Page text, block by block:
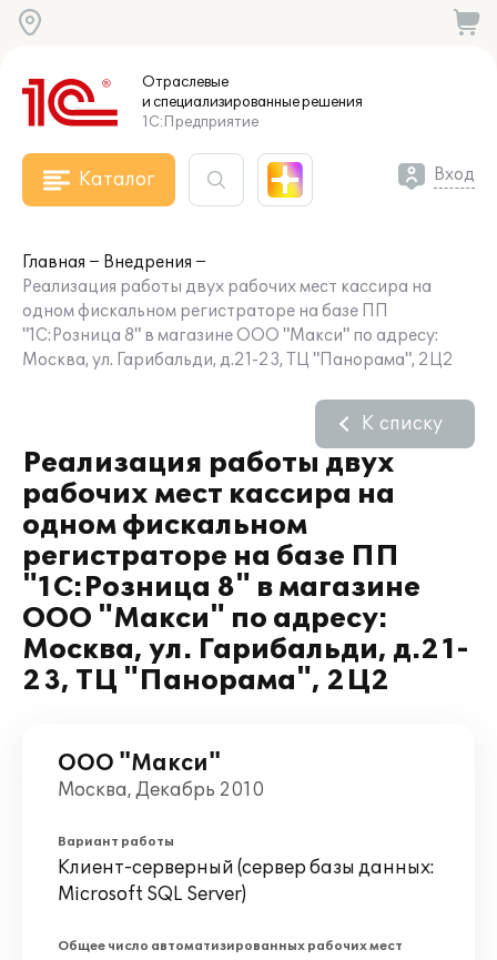
Отраслевые
и специализированныерешения
1С:Предприятие
Каталог Вход
Главная
Внедрения
Реализация работы двух рабочих мест кассира на
одном фискальном регистраторе на базе ПП
"1С:Розница 8" в магазине ООО "Макси" по адресу:
Москва, ул. Гарибальди, д.21-23, ТЦ "Панорама", 2Ц2
Реализация работы двух
рабочих мест кассира на
одном фискальном
регистраторе на базе ПП
"1С:Розница 8" в магазине
ООО "Макси" по адресу:
Москва, ул. Гарибальди, д.21-
23, ТЦ "Панорама", 2Ц2
К списку
ООО "Макси"
Москва, Декабрь 2010
Вариант работы
Клиент-серверный (сервер базы данных:
Microsoft SQL Server)
Общее число автоматизированных рабочих мест